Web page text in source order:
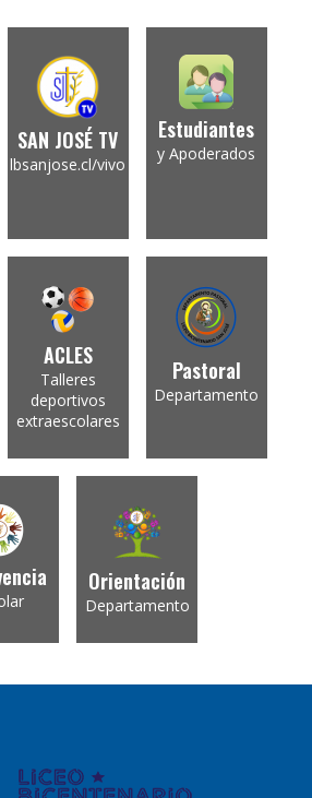
SAN JOSÉ TV
lbsanjose.cl/vivo
Estudiantes
y Apoderados
ACLES
Talleres
deportivos
extraescolares
Pastoral
Departamento
Orientación
Departamento